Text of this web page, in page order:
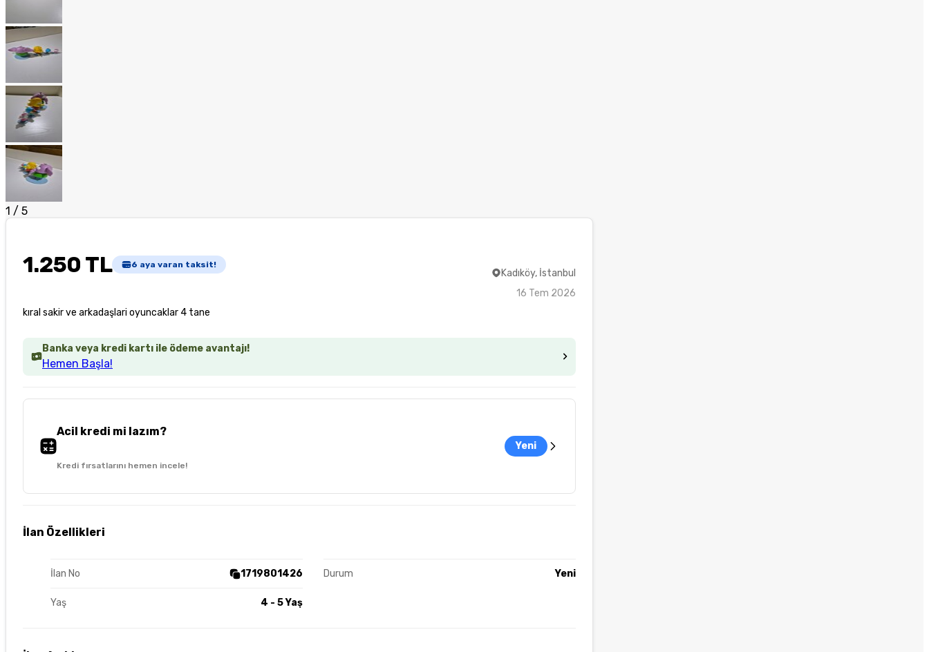
1 / 5
1.250 TL 6 aya varan taksit!
kıral sakir ve arkadaşlari oyuncaklar 4 tane
Kadıköy, İstanbul
16 Tem 2026
Banka veya kredi kartı ile ödeme avantajı!
Hemen Başla!
Acil kredi mi lazım?
Kredi fırsatlarını hemen incele!
Yeni
İlan Özellikleri
İlan No 1719801426 Durum Yeni
Yaş 4 - 5 Yaş